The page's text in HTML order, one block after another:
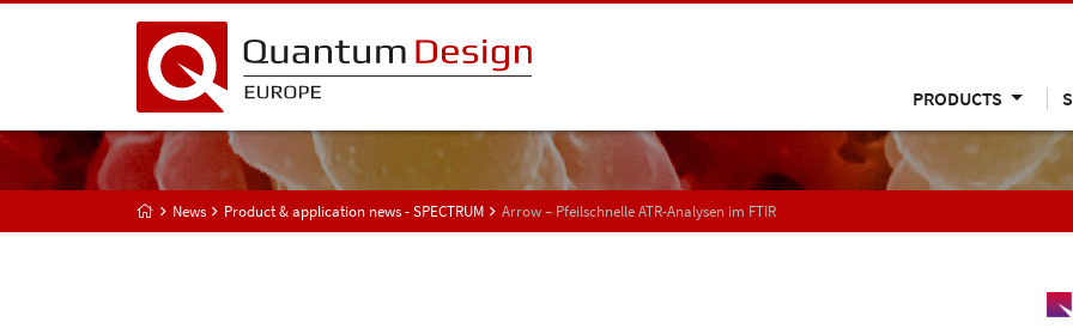
PRODUCTS
News Product & application news - SPECTRUM Arrow – Pfeilschnelle ATR-Analysen im FTIR